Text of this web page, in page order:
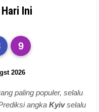
Ini
9
2026
paling populer, selalu
angka Kyivselalu